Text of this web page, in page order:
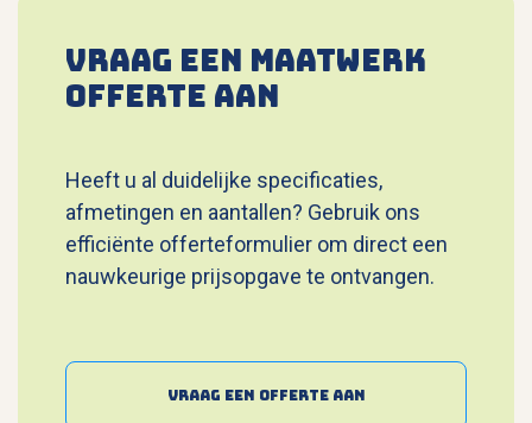
VRAAG EEN MAATWERK
OFFERTE AAN
Heeft u al duidelijke specificaties,
afmetingen en aantallen? Gebruik ons
efficiënte offerteformulier om direct een
nauwkeurige prijsopgave te ontvangen.
Vraag een offerte aan